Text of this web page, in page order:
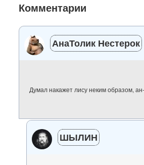
Комментарии
АнаТолик Нестерок
Думал накажет лису неким образом,
ШЫЛИН